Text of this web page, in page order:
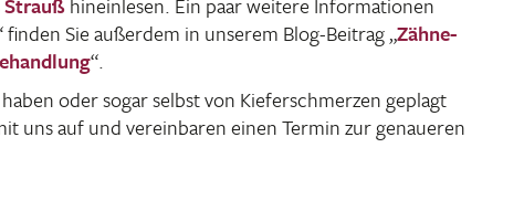
Sie außerdem in unserem Blog-Beitrag „Zähne­
“.
oder sogar selbst von Kiefer­schmerzen geplagt
uns auf und verein­baren einen Termin zur genaueren